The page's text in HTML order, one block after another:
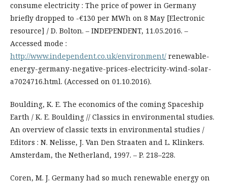
consume electricity : The price of power in Germany
briefly dropped to -€130 per MWh on 8 May [Electronic
resource] / D. Bolton. – INDEPENDENT, 11.05.2016. –
Accessed mode :
http://www.independent.co.uk/environment/ renewable-
energy-germany-negative-prices-electricity-wind-solar-
a7024716.html. (Accessed on 01.10.2016).
Boulding, K. E. The economics of the coming Spaceship
Earth / K. E. Boulding // Classics in environmental studies.
An overview of classic texts in environmental studies /
Editors : N. Nelisse, J. Van Den Straaten and L. Klinkers.
Amsterdam, the Netherland, 1997. – P. 218–228.
Coren, M. J. Germany had so much renewable energy on